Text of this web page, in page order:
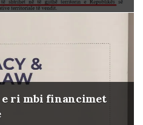
ri mbi financimet